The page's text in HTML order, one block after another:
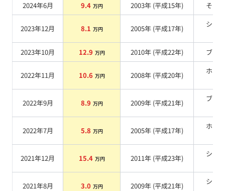
2024年6月
9.4 万円 2003年 (平成15年) その他
2023年12月 8.1 万円 2005年 (平成17年)
シル
2023年10月
12.9 万円 2010年 (平成22年) ブルー
2022年11月 10.6 万円 2008年 (平成20年)
ホワ
2022年9月 8.9 万円 2009年 (平成21年)
ブラ
2022年7月 5.8 万円 2005年 (平成17年)
ホワ
2021年12月 15.4 万円 2011年 (平成23年)
シル
2021年8月 3.0 万円 2009年 (平成21年)
シル